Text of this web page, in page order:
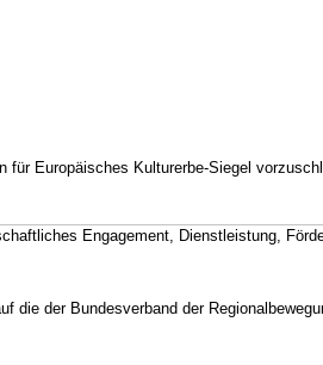
Europäisches Kulturerbe-Siegel
Engagement, Dienstleistung,
der Bundesverband der